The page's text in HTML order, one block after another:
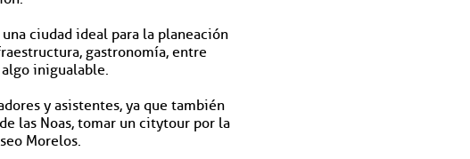
ciudad ideal para la planeación
gastronomía, entre
inigualable.
y asistentes, ya que también
las Noas, tomar un citytour por la
Morelos.